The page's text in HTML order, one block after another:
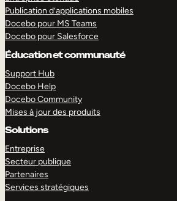
Publication d’applications mobiles
Docebo pour MS Teams
Docebo pour Salesforce
Éducation et communauté
Support Hub
Docebo Help
Docebo Community
Mises à jour des produits
Solutions
Entreprise
Secteur publique
Partenaires
Services stratégiques